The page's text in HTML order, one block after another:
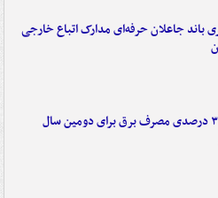
باند جاعلان حرفه‌ای مدارک اتباع خارجی
کاهش ۳ درصدی مصرف برق برای دومین سال